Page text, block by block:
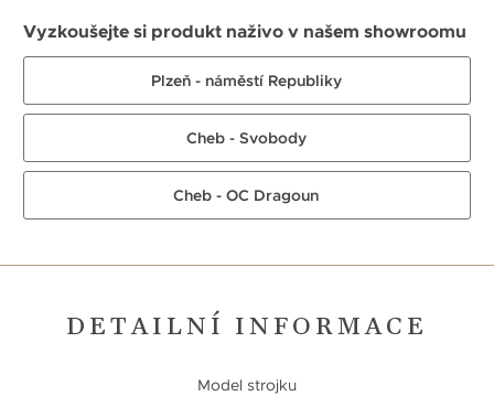
Vyzkoušejte si produkt naživo v našem showroomu
Plzeň - náměstí Republiky
Cheb - Svobody
Cheb - OC Dragoun
DETAILNÍ INFORMACE
Model strojku